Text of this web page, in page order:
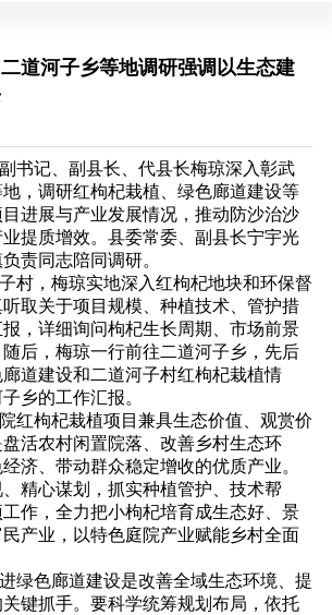
道河子乡等地调研强调以生态建
书记、副县长、代县长梅琼深入彰武
，调研红枸杞栽植、绿色廊道建设等
进展与产业发展情况，推动防沙治沙
提质增效。县委常委、副县长宁宇光
责同志陪同调研。
村，梅琼实地深入红枸杞地块和环保督
取关于项目规模、种植技术、管护措
，详细询问枸杞生长周期、市场前景
后，梅琼一行前往二道河子乡，先后
道建设和二道河子村红枸杞栽植情
乡的工作汇报。
红枸杞栽植项目兼具生态价值、观赏价
活农村闲置院落、改善乡村生态环
济、带动群众稳定增收的优质产业。
精心谋划，抓实种植管护、技术帮
作，全力把小枸杞培育成生态好、景
产业，以特色庭院产业赋能乡村全面
绿色廊道建设是改善全域生态环境、提
键抓手。要科学统筹规划布局，依托